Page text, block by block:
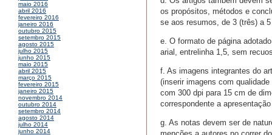
maio 2016
abril 2016
fevereiro 2016
janeiro 2016
outubro 2015
setembro 2015
agosto 2015
julho 2015
junho 2015
maio 2015
abril 2015
março 2015
fevereiro 2015
janeiro 2015
novembro 2014
outubro 2014
setembro 2014
agosto 2014
julho 2014
junho 2014
os propósitos, métodos e
se aos resumos, de 3 (três) a
e. O formato de página
arial, entrelinha 1,5, sem
f. As imagens integrantes do
(inserir imagens com
com 300 dpi para 15 cm de
correspondente a
g. As notas devem ser de